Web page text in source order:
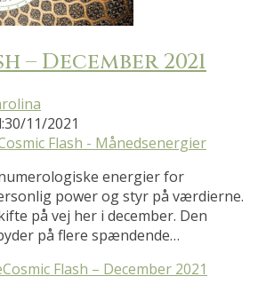
– December 2021
30/11/2021
Flash - Månedsenergier
energier for
power og styr på værdierne.
på vej her i december. Den
på flere spændende…
Cosmic Flash – December 2021